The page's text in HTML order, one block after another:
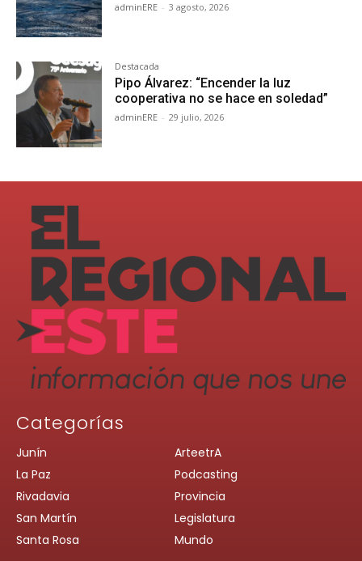
adminERE - 3 agosto, 2026
Destacada
Pipo Álvarez: “Encender la luz
cooperativa no se hace en soledad”
adminERE - 29 julio, 2026
Categorías
Junín
La Paz
Rivadavia
San Martín
Santa Rosa
ArteetrA
Podcasting
Provincia
Legislatura
Mundo